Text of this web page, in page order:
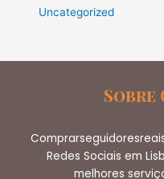
Uncategorized
Sobre
Redes Sociais em
melhores